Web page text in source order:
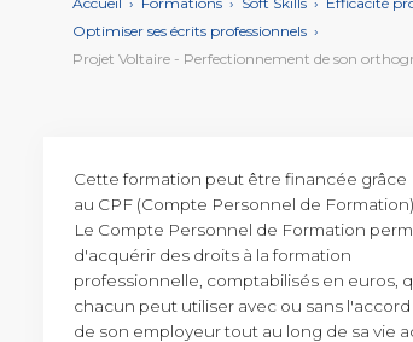
Optimiser ses écrits professionnels ›
Vidéo de présentation
Cette formation peut être financée grâce
au CPF (Compte Personnel de Formation).
Le Compte Personnel de Formation
d'acquérir des droits à la formation
professionnelle, comptabilisés en euros,
chacun peut utiliser avec ou sans l'accord
de son employeur tout au long de sa vie